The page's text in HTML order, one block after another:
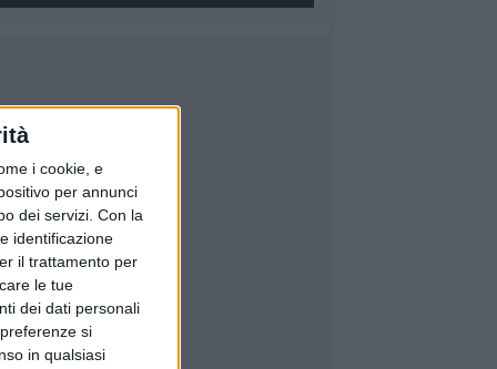
i cookie, e
per annunci
dei servizi. Con la
identificazione
il trattamento per
le tue
dei dati personali
si
in qualsiasi